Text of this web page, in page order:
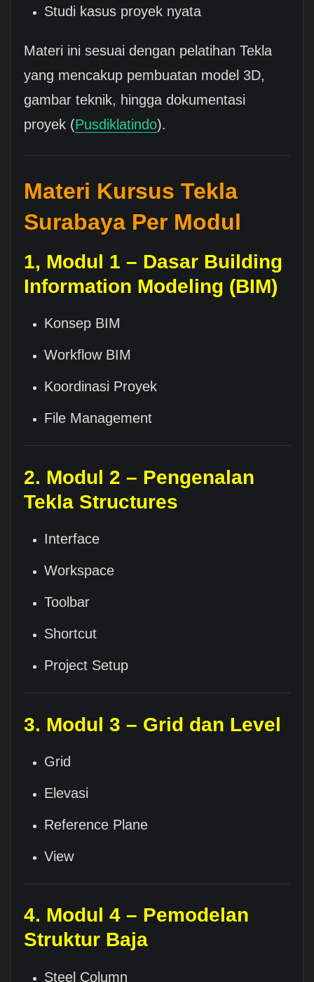
Studi kasus proyek nyata
Materi ini sesuai dengan pelatihan Tekla
yang mencakup pembuatan model 3D,
gambar teknik, hingga dokumentasi
proyek (Pusdiklatindo).
Materi Kursus Tekla
Surabaya Per Modul
1, Modul 1 – Dasar Building
Information Modeling (BIM)
Konsep BIM
Workflow BIM
Koordinasi Proyek
File Management
2. Modul 2 – Pengenalan
Tekla Structures
Interface
Workspace
Toolbar
Shortcut
Project Setup
3. Modul 3 – Grid dan Level
Grid
Elevasi
Reference Plane
View
4. Modul 4 – Pemodelan
Struktur Baja
Steel Column